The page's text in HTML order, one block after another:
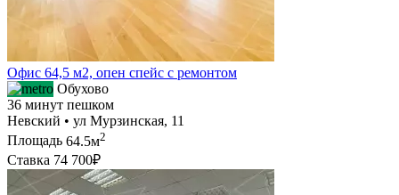
Офис 64,5 м2, опен спейс с ремонтом
Обухово
36 минут пешком
Невский • ул Мурзинская, 11
Площадь 64.5м2
Ставка 74 700₽